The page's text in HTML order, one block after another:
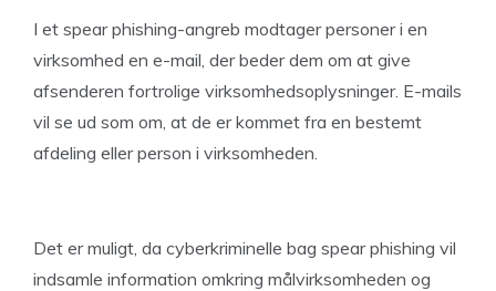
I et spear phishing-angreb modtager personer i en
virksomhed en e-mail, der beder dem om at give
afsenderen fortrolige virksomhedsoplysninger. E-mails
vil se ud som om, at de er kommet fra en bestemt
afdeling eller person i virksomheden.
Det er muligt, da cyberkriminelle bag spear phishing vil
indsamle information omkring målvirksomheden og